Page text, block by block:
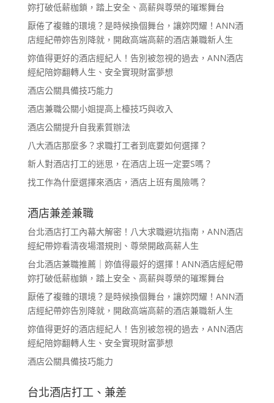
妳打破低薪枷鎖，踏上安全、高薪與尊榮的璀璨舞台
厭倦了複雜的環境？是時候換個舞台，讓妳閃耀！ANN酒
店經紀帶妳告別降就，開啟高端高薪的酒店兼職新人生
妳值得更好的酒店經紀人！告別被忽視的過去，ANN酒店
經紀陪妳翻轉人生、安全實現財富夢想
酒店公關具備技巧能力
酒店兼職公關小姐提高上檯技巧與收入
酒店公關提升自我素質辦法
八大酒店那麼多？求職打工者到底要如何選擇？
新人對酒店打工的迷思，在酒店上班一定要S嗎？
找工作為什麼選擇來酒店，酒店上班有風險嗎？
酒店兼差兼職
台北酒店打工內幕大解密！八大求職避坑指南，ANN酒店
經紀帶妳看清夜場潛規則、尊榮開啟高薪人生
台北酒店兼職推薦｜妳值得最好的選擇！ANN酒店經紀帶
妳打破低薪枷鎖，踏上安全、高薪與尊榮的璀璨舞台
厭倦了複雜的環境？是時候換個舞台，讓妳閃耀！ANN酒
店經紀帶妳告別降就，開啟高端高薪的酒店兼職新人生
妳值得更好的酒店經紀人！告別被忽視的過去，ANN酒店
經紀陪妳翻轉人生、安全實現財富夢想
酒店公關具備技巧能力
台北酒店打工、兼差